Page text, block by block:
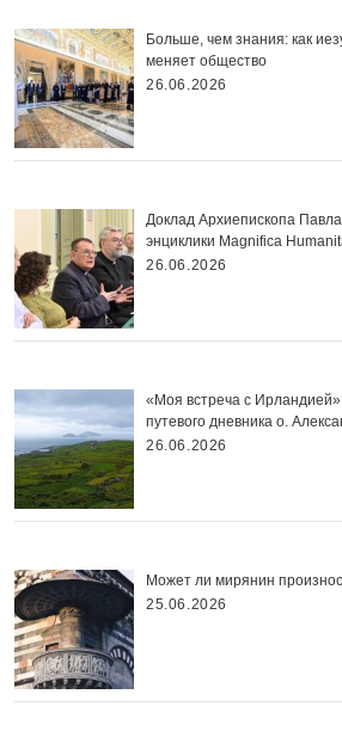
Больше, чем знания: как
меняет общество
26.06.2026
Доклад Архиепископа
энциклики Magnifica
26.06.2026
«Моя встреча с
путевого дневника о.
26.06.2026
Может ли мирянин
25.06.2026